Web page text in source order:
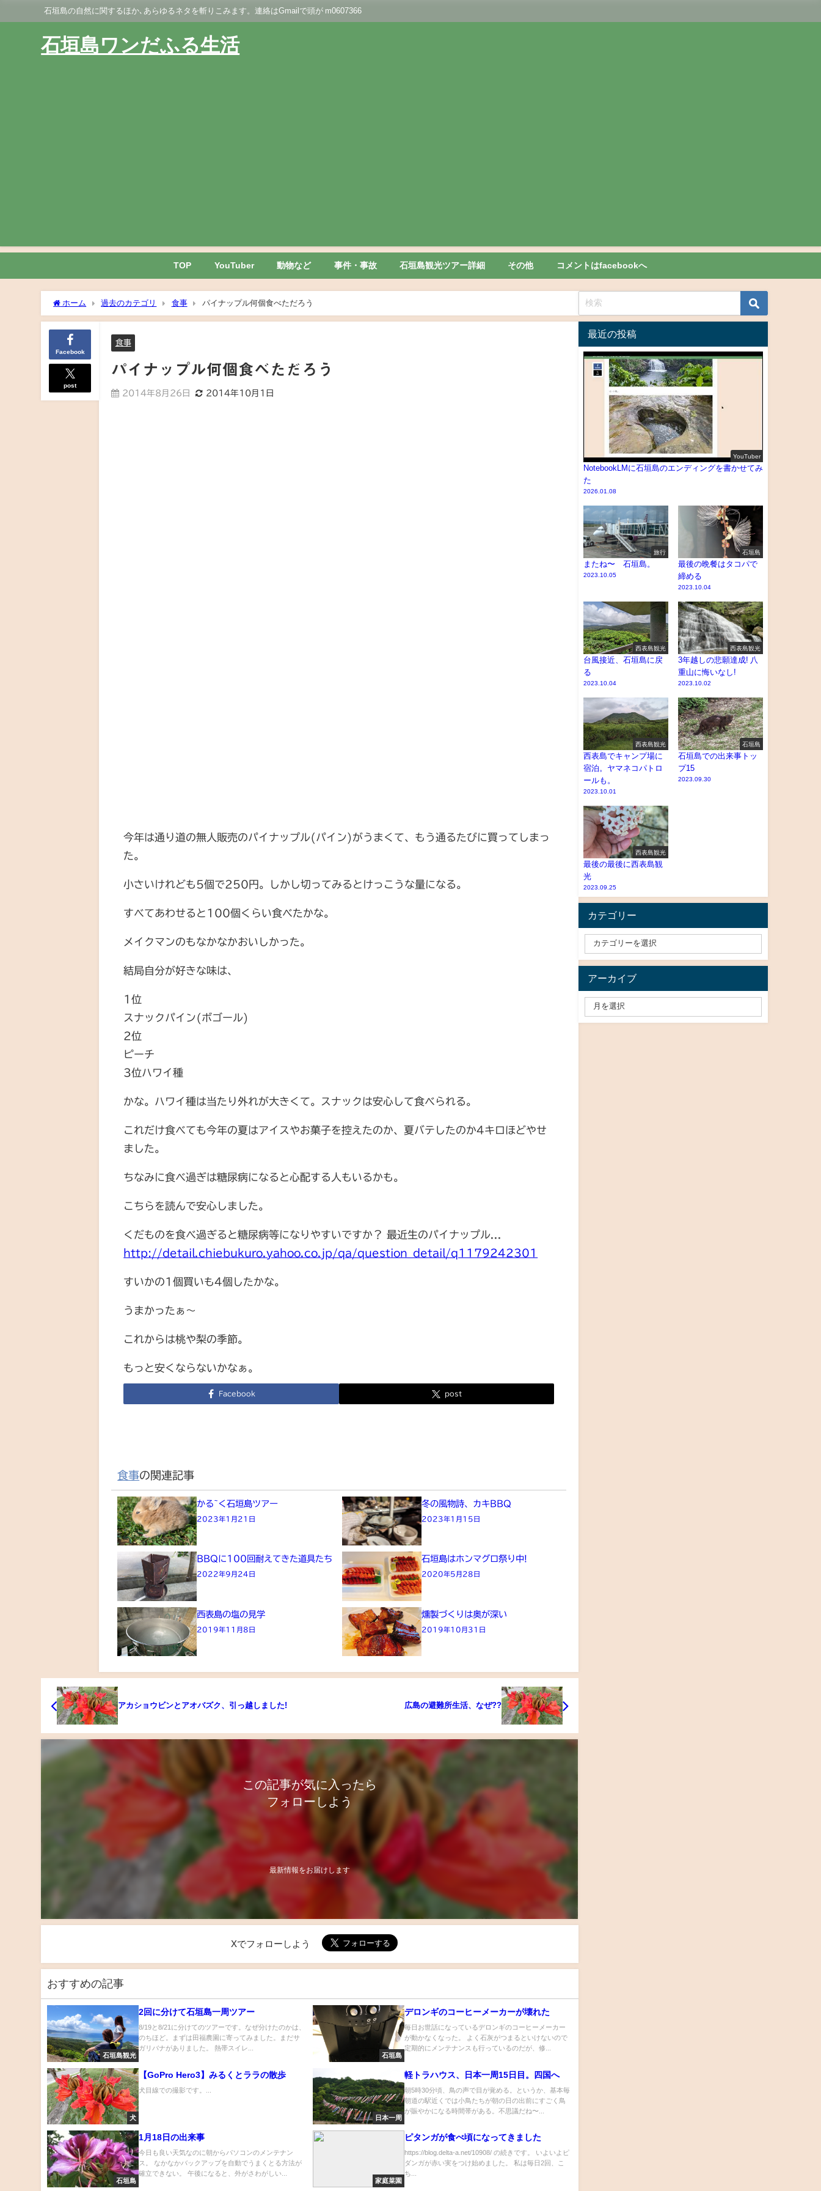
石垣島の自然に関するほか､あらゆるネタを斬りこみます。連絡はGmailで頭が m0607366
石垣島ワンだふる生活
TOP YouTuber 動物など 事件・事故 石垣島観光ツアー詳細 その他 コメントはfacebookへ
ホーム 過去のカテゴリ 食事 パイナップル何個食べただろう
Facebook
post
食事
パイナップル何個食べただろう
2014年8月26日 2014年10月1日
今年は通り道の無人販売のパイナップル(パイン)がうまくて、もう通るたびに買ってしまっ
た。
小さいけれども5個で250円。しかし切ってみるとけっこうな量になる。
すべてあわせると100個くらい食べたかな。
メイクマンのもなかなかおいしかった。
結局自分が好きな味は、
1位
スナックパイン(ボゴール)
2位
ピーチ
3位ハワイ種
かな。ハワイ種は当たり外れが大きくて。スナックは安心して食べられる。
これだけ食べても今年の夏はアイスやお菓子を控えたのか、夏バテしたのか4キロほどやせ
ました。
ちなみに食べ過ぎは糖尿病になると心配する人もいるかも。
こちらを読んで安心しました。
くだものを食べ過ぎると糖尿病等になりやすいですか？ 最近生のパイナップル...
http://detail.chiebukuro.yahoo.co.jp/qa/question_detail/q1179242301
すいかの1個買いも4個したかな。
うまかったぁ～
これからは桃や梨の季節。
もっと安くならないかなぁ。
Facebook post
食事の関連記事
かる~く石垣島ツアー
2023年1月21日
冬の風物詩、カキBBQ
2023年1月15日
BBQに100回耐えてきた道具たち
2022年9月24日
石垣島はホンマグロ祭り中!
2020年5月28日
西表島の塩の見学
2019年11月8日
燻製づくりは奥が深い
2019年10月31日
アカショウビンとアオバズク、引っ越しました! 広島の避難所生活、なぜ??
この記事が気に入ったら
フォローしよう
最新情報をお届けします
Xでフォローしよう
おすすめの記事
石垣島観光
2回に分けて石垣島一周ツアー
8/19と8/21に分けてのツアーです。なぜ分けたのかは、
のちほど。まずは田福農園に寄ってみました。まだサ
ガリバナがありました。 熱帯スイレ...
石垣島
デロンギのコーヒーメーカーが壊れた
毎日お世話になっているデロンギのコーヒーメーカー
が動かなくなった。 よく石灰がつまるといけないので
定期的にメンテナンスも行っているのだが、修...
犬
【GoPro Hero3】みるくとララの散歩
犬目線での撮影です。...
日本一周
軽トラハウス、日本一周15日目。四国へ
朝5時30分頃、鳥の声で目が覚める。というか、基本毎
朝道の駅近くでは小鳥たちが朝の日の出前にすごく鳥
が賑やかになる時間帯がある。不思議だね〜...
石垣島
1月18日の出来事
今日も良い天気なのに朝からパソコンのメンテナン
ス。 なかなかバックアップを自動でうまくとる方法が
確立できない。 午後になると、外がさわがしい...
家庭菜園
ピタンガが食べ頃になってきました
https://blog.delta-a.net/10908/ の続きです。 いよいよピ
ダンガが赤い実をつけ始めました。 私は毎日2回、こ
ち...
最近の投稿
YouTuber
NotebookLMに石垣島のエンディングを書かせてみ
た
2026.01.08
旅行
またね〜 石垣島。
2023.10.05
石垣島
最後の晩餐はタコパで
締める
2023.10.04
西表島観光
台風接近、石垣島に戻
る
2023.10.04
西表島観光
3年越しの悲願達成! 八
重山に悔いなし!
2023.10.02
西表島観光
西表島でキャンプ場に
宿泊。ヤマネコパトロ
ールも。
2023.10.01
石垣島
石垣島での出来事トッ
プ15
2023.09.30
西表島観光
最後の最後に西表島観
光
2023.09.25
カテゴリー
アーカイブ